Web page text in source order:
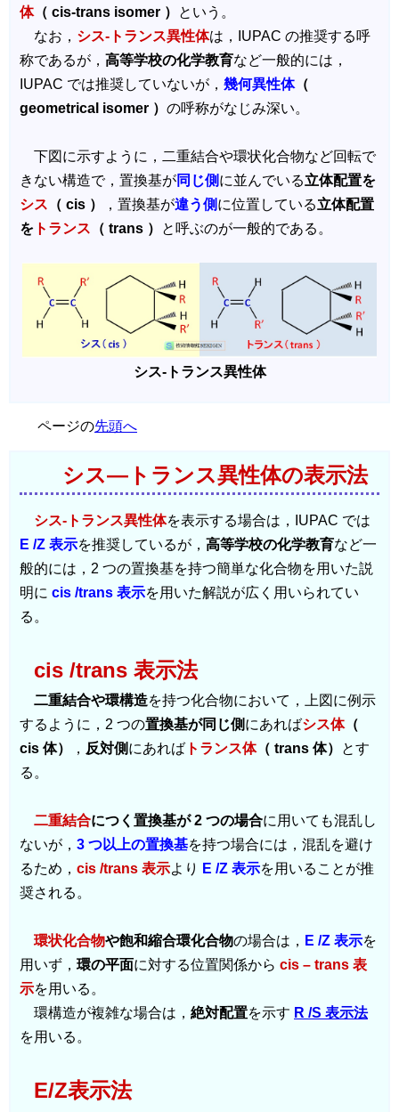
体（ cis-trans isomer ）
という。
なお， シス‐トランス異性体は，IUPAC の推奨する呼
称であるが， 高等学校の化学教育など一般的には，
IUPAC では推奨していないが， 幾何異性体（
geometrical isomer ） の呼称がなじみ深い。
下図に示すように，二重結合や環状化合物など回転で
きない構造で，置換基が同じ側 に並んでいる立体配置を
シス （ cis ） ，置換基が違う側 に位置している立体配置
を トランス （ trans ） と呼ぶのが一般的である。
シス‐トランス異性体
ページの先頭へ
シス―トランス異性体の表示法
シス‐トランス異性体を表示する場合は，IUPAC では
E /Z 表示を推奨しているが， 高等学校の化学教育など一
般的には，2 つの置換基を持つ簡単な化合物を用いた説
明に cis /trans 表示を用いた解説が広く用いられてい
る。
cis /trans 表示法
二重結合や環構造を持つ化合物において，上図に例示
するように，2 つの置換基が同じ側 にあればシス体（
cis 体）
， 反対側 にあれば トランス体（ trans 体）
とす
る。
二重結合につく置換基が 2 つの場合に用いても混乱し
ないが， 3 つ以上の置換基を持つ場合には，混乱を避け
るため， cis /trans 表示より E /Z 表示を用いることが推
奨される。
環状化合物や飽和縮合環化合物の場合は， E /Z 表示を
用いず， 環の平面に対する位置関係から cis – trans 表
示を用いる。
環構造が複雑な場合は， 絶対配置を示す R /S 表示法
を用いる。
E/Z表示法